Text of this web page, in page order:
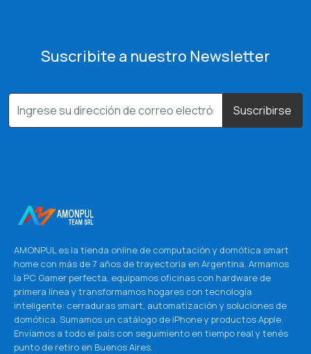
Suscribite a nuestro Newsletter
Suscribirse
AMONPUL es la tienda online de computación y domótica smart
home con más de 7 años de trayectoria en Argentina. Armamos
la PC Gamer perfecta, equipamos oficinas con hardware de
primera línea y transformamos hogares con tecnología
inteligente: cerraduras smart, automatización y soluciones de
domótica. Sumamos un catálogo de iPhone y productos Apple.
Enviamos a todo el país con seguimiento en tiempo real y tenés
punto de retiro en Buenos Aires.